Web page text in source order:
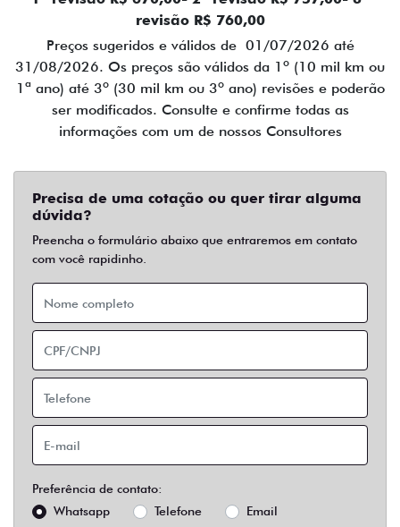
revisão R$ 760,00
Preços sugeridos e válidos de 01/07/2026 até
31/08/2026. Os preços são válidos da 1º (10 mil km ou
1ª ano) até 3º (30 mil km ou 3º ano) revisões e poderão
ser modificados. Consulte e confirme todas as
informações com um de nossos Consultores
Precisa de uma cotação ou quer tirar alguma
dúvida?
Preencha o formulário abaixo que entraremos em contato
com você rapidinho.
Preferência de contato:
Whatsapp
Telefone Email